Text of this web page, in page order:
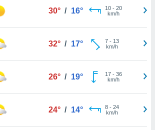
30° / 16° 10- 20
km/h
32° / 17° 7- 13
km/h
26° / 19° 17- 36
km/h
24° / 14° 8- 24
km/h